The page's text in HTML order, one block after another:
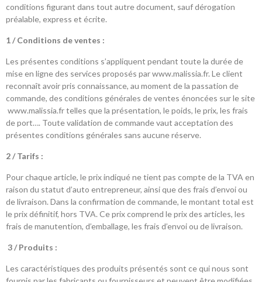
conditions figurant dans tout autre document, sauf dérogation
préalable, express et écrite.
1 / Conditions de ventes :
Les présentes conditions s’appliquent pendant toute la durée de
mise en ligne des services proposés par www.malissia.fr. Le client
reconnaît avoir pris connaissance, au moment de la passation de
commande, des conditions générales de ventes énoncées sur le site
www.malissia.fr telles que la présentation, le poids, le prix, les frais
de port…. Toute validation de commande vaut acceptation des
présentes conditions générales sans aucune réserve.
2 / Tarifs :
Pour chaque article, le prix indiqué ne tient pas compte de la TVA en
raison du statut d’auto entrepreneur, ainsi que des frais d’envoi ou
de livraison. Dans la confirmation de commande, le montant total est
le prix définitif, hors TVA. Ce prix comprend le prix des articles, les
frais de manutention, d’emballage, les frais d’envoi ou de livraison.
3 / Produits :
Les caractéristiques des produits présentés sont ce qui nous sont